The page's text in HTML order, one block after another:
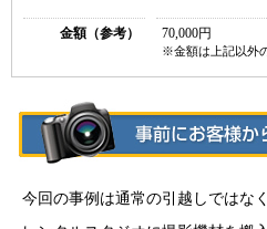
金額（参考） 70,000円
※金額は上記以外
今回の事例は通常の引越しではな